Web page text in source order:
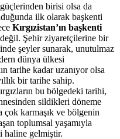
birisi olsa da
ilk olarak başkenti
Kırgızistan’ın başkenti
Şehir ziyaretçilerine bir
şeyler sunarak, unutulmaz
dünya ülkesi
tarihe kadar uzanıyor olsa
bir tarihe sahip.
bu bölgedeki tarihi,
sildikleri döneme
çok karmaşık ve bölgenin
toplumsal yaşamıyla
haline gelmiştir.